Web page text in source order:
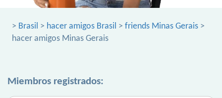
> Brasil > hacer amigos Brasil > friends Minas Gerais >
hacer amigos Minas Gerais
Miembros registrados: